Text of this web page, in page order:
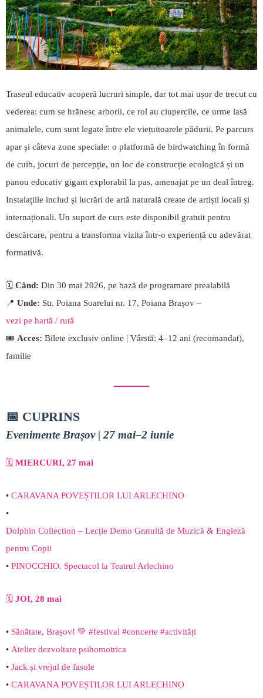
Traseul educativ acoperă lucruri simple, dar tot mai ușor de trecut cu
vederea: cum se hrănesc arborii, ce rol au ciupercile, ce urme lasă
animalele, cum sunt legate între ele viețuitoarele pădurii. Pe parcurs
apar și câteva zone speciale: o platformă de birdwatching în formă
de cuib, jocuri de percepție, un loc de construcție ecologică și un
panou educativ gigant explorabil la pas, amenajat pe un deal întreg.
Instalațiile includ și lucrări de artă naturală create de artiști locali și
internaționali. Un suport de curs este disponibil gratuit pentru
descărcare, pentru a transforma vizita într-o experiență cu adevărat
formativă.
🗓️ Când: Din 30 mai 2026, pe bază de programare prealabilă
📍 Unde: Str. Poiana Soarelui nr. 17, Poiana Brașov –
vezi pe hartă / rută
🎟️ Acces: Bilete exclusiv online | Vârstă: 4–12 ani (recomandat),
familie
📅 CUPRINS
Evenimente Brașov | 27 mai–2 iunie
🗓️ MIERCURI, 27 mai
• CARAVANA POVEȘTILOR LUI ARLECHINO
•
Dolphin Collection – Lecție Demo Gratuită de Muzică & Engleză
pentru Copii
• PINOCCHIO. Spectacol la Teatrul Arlechino
🗓️ JOI, 28 mai
• Sănătate, Brașov! 💚 #festival #concerte #activități
• Atelier dezvoltare psihomotrica
• Jack și vrejul de fasole
• CARAVANA POVEȘTILOR LUI ARLECHINO